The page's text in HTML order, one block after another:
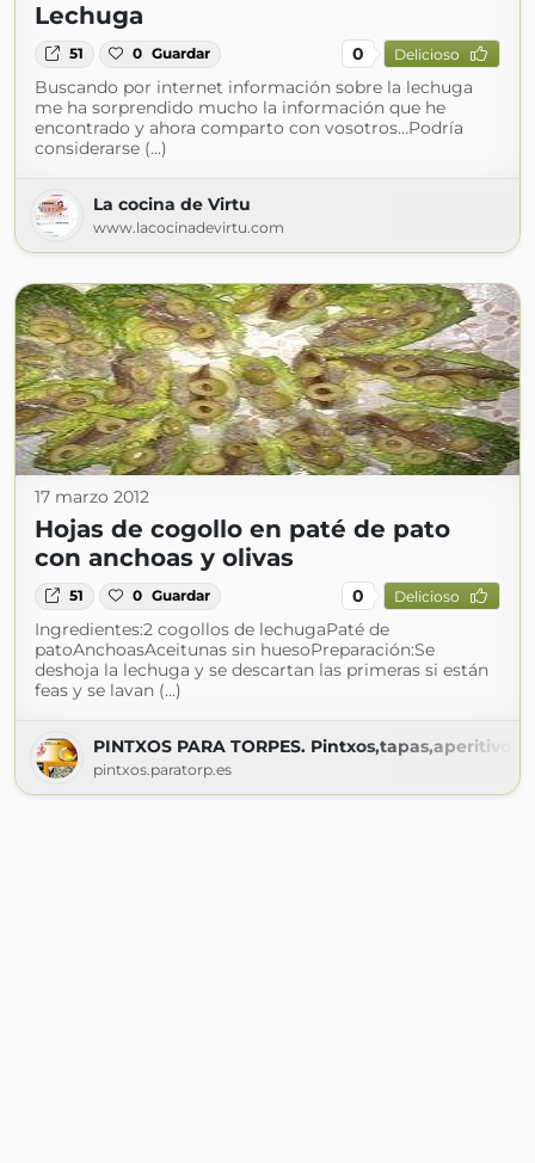
Lechuga
51 0 Guardar 0 Delicioso
Buscando por internet información sobre la lechuga
me ha sorprendido mucho la información que he
encontrado y ahora comparto con vosotros…Podría
considerarse (...)
La cocina de Virtu
www.lacocinadevirtu.com
17 marzo 2012
Hojas de cogollo en paté de pato
con anchoas y olivas
51 0 Guardar 0 Delicioso
Ingredientes:2 cogollos de lechugaPaté de
patoAnchoasAceitunas sin huesoPreparación:Se
deshoja la lechuga y se descartan las primeras si están
feas y se lavan (...)
PINTXOS PARA TORPES.
pintxos.paratorp.es